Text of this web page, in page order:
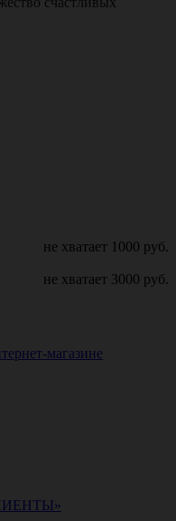
не хватает 1000 руб.
не хватает 3000 руб.
магазине